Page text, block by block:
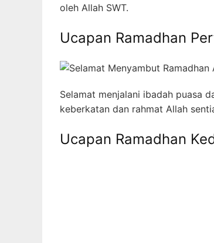
oleh Allah SWT.
Ucapan Ramadhan
Selamat menjalani ibadah puasa
keberkatan dan rahmat Allah
Ucapan Ramadhan